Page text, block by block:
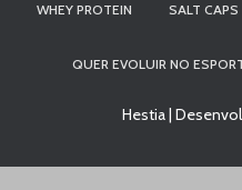
WHEY PROTEIN SALT
QUER EVOLUIR NO
Hestia |